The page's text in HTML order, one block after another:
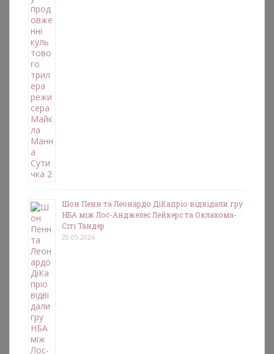
Шон Пенн та Леонардо ДіКапріо відвідали гру
НБА між Лос-Анджелес Лейкерс та Оклахома-
Сіті Тандер
20.05.2026